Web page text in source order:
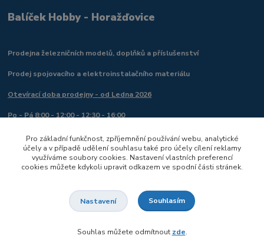
Balíček Hobby - Horažďovice
Prodejna železničních modelů, doplňků a příslušenství
Prodej spojovacího a elektroinstalačního materiálu
Otevírací doba prodejny - od Ledna 2026
Po - Pá 8:00 - 12:00 - 12:30 - 16:00
So - 8:00 - 11:45
Telefon prodejna -721 050 700- příprava objednávek, úprava
objednávek.
Telefon servis, digitalizace odborné rady, mimo pracovní dobu do
Pro základní funkčnost, zpříjemnění používání webu, analytické
účely a v případě udělení souhlasu také pro účely cílení reklamy
využíváme soubory cookies. Nastavení vlastních preferencí
cookies můžete kdykoli upravit odkazem ve spodní části stránek.
Nastavení Souhlasím
Souhlas můžete odmítnout zde.